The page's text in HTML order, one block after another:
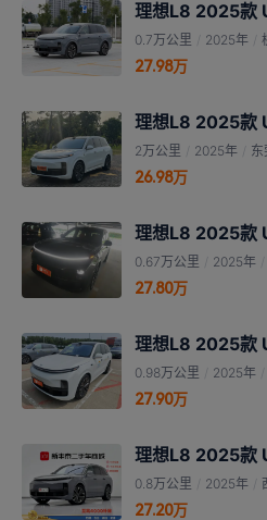
理想L8 2025款
0.7万公里 2025年
27.98万
理想L8 2025款
2万公里 2025年 东
26.98万
理想L8 2025款
0.67万公里 2025年
27.80万
理想L8 2025款
0.98万公里 2025年
27.90万
理想L8 2025款
0.8万公里 2025年
27.20万